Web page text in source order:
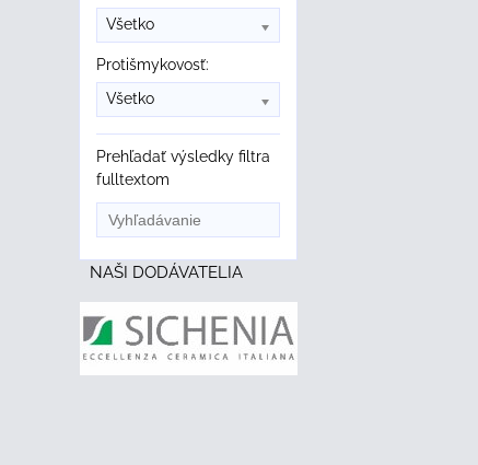
Všetko
Protišmykovosť:
Všetko
Prehľadať výsledky filtra
fulltextom
NAŠI DODÁVATELIA